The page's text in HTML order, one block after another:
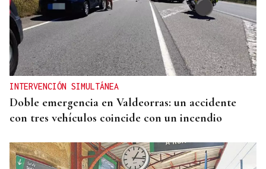
INTERVENCIÓN SIMULTÁNEA
Doble emergencia en Valdeorras: un accidente
con tres vehículos coincide con un incendio